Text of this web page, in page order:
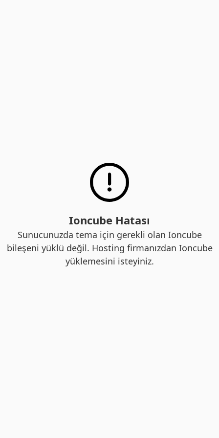
Ioncube Hatası
Sunucunuzda tema için gerekli olan Ioncube
bileşeni yüklü değil. Hosting firmanızdan Ioncube
yüklemesini isteyiniz.